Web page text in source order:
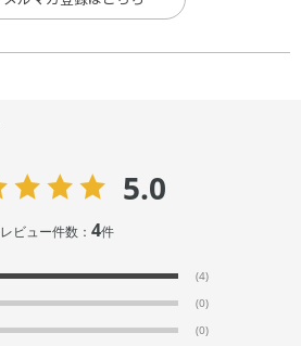
5.0
レビュー件数：4件
(4)
(0)
(0)